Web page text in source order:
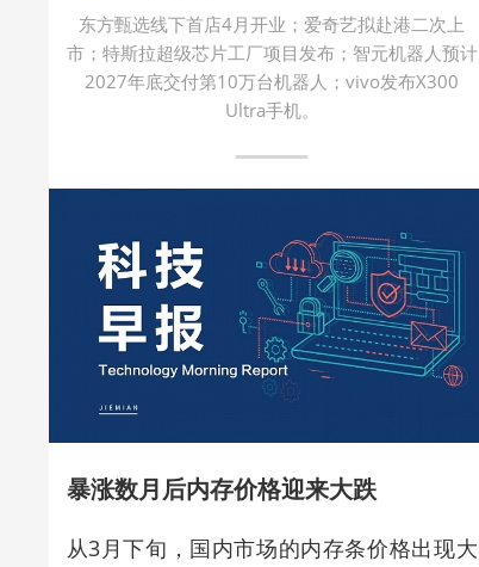
东方甄选线下首店4月开业；爱奇艺拟赴港二次上
市；特斯拉超级芯片工厂项目发布；智元机器人预计
2027年底交付第10万台机器人；vivo发布X300
Ultra手机。
暴涨数月后内存价格迎来大跌
从3月下旬，国内市场的内存条价格出现大